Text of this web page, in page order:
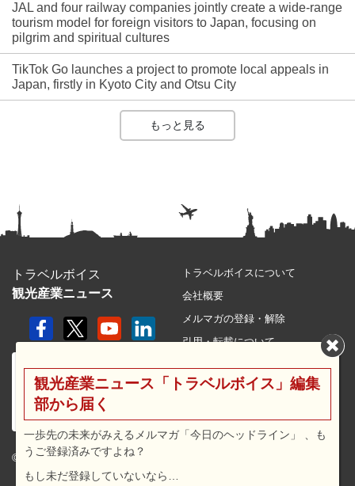
JAL and four railway companies jointly create a wide-range
tourism model for foreign visitors to Japan, focusing on
pilgrim and spiritual cultures
TikTok Go launches a project to promote local appeals in
Japan, firstly in Kyoto City and Otsu City
もっと見る
トラベルボイス
観光産業ニュース
© 2026 travel voice.
トラベルボイスについて
会社概要
メルマガの登録・解除
引用・転載について
利用規約
広告メニュー・料金
観光産業ニュース「トラベルボイス」編集
部から届く
一歩先の未来がみえるメルマガ「今日のヘッドライン」 、も
うご登録済みですよね？
もし未だ登録していないなら…